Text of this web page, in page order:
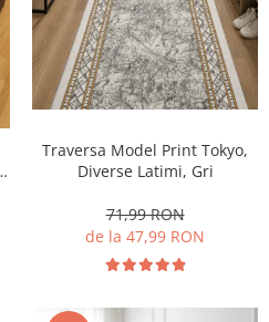
Traversa Model Print Tokyo,
Diverse Latimi, Gri
71,99 RON
de la 47,99 RON